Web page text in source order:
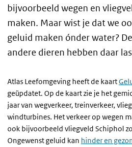
bijvoorbeeld wegen en
maken. Maar wist je dat we
geluid maken ónder water?
andere dieren hebben daar
Atlas Leefomgeving heeft de kaart
geüpdatet. Op de kaart zie je het
jaar van wegverkeer, treinverkeer,
windturbines. Het verkeer op wegen
ook bijvoorbeeld vliegveld Schiphol
Ongewenst geluid kan hinder en